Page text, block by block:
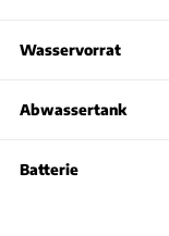
Wasservorrat
Abwassertank
Batterie